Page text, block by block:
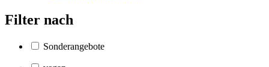
Filter nach
Sonderangebote